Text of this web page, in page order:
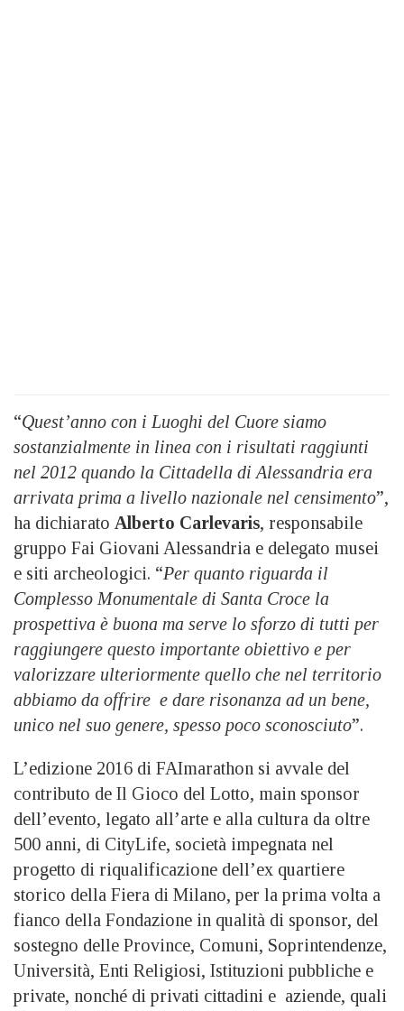
“Quest’anno con i Luoghi del Cuore siamo
sostanzialmente in linea con i risultati raggiunti
nel 2012 quando la Cittadella di Alessandria era
arrivata prima a livello nazionale nel censimento”,
ha dichiarato Alberto Carlevaris, responsabile
gruppo Fai Giovani Alessandria e delegato musei
e siti archeologici. “Per quanto riguarda il
Complesso Monumentale di Santa Croce la
prospettiva è buona ma serve lo sforzo di tutti per
raggiungere questo importante obiettivo e per
valorizzare ulteriormente quello che nel territorio
abbiamo da offrire e dare risonanza ad un bene,
unico nel suo genere, spesso poco sconosciuto”.
L’edizione 2016 di FAImarathon si avvale del
contributo de Il Gioco del Lotto, main sponsor
dell’evento, legato all’arte e alla cultura da oltre
500 anni, di CityLife, società impegnata nel
progetto di riqualificazione dell’ex quartiere
storico della Fiera di Milano, per la prima volta a
fianco della Fondazione in qualità di sponsor, del
sostegno delle Province, Comuni, Soprintendenze,
Università, Enti Religiosi, Istituzioni pubbliche e
private, nonché di privati cittadini e aziende, quali